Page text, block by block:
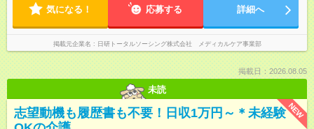
気になる！ 応募する 詳細へ
掲載元企業名 日研トータルソーシング株式会社 メディカルケア事業部
掲載日：2026.08.05
未読
NEW
志望動機も履歴書も不要！日収1万円～＊未経験